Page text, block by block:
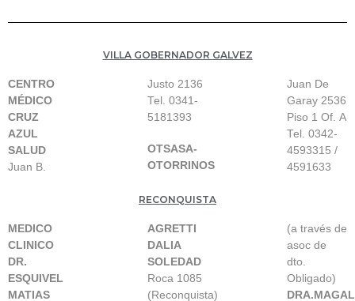
VILLA GOBERNADOR GALVEZ
CENTRO
MÉDICO
CRUZ
AZUL
SALUD
Juan B.
Justo 2136
Tel. 0341-
5181393
OTSASA-
OTORRINOS
Juan De
Garay 2536
Piso 1 Of. A
Tel. 0342-
4593315 /
4591633
RECONQUISTA
MEDICO
CLINICO
DR.
ESQUIVEL
MATIAS
AGRETTI
DALIA
SOLEDAD
Roca 1085
(Reconquista)
(a través de
asoc de
dto.
Obligado)